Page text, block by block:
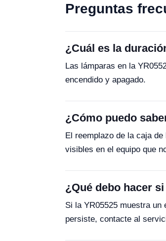
Preguntas
¿Cuál es la
Las lámparas en la
encendido y apagado.
¿Cómo puedo
El reemplazo de la caja
visibles en el equipo que
¿Qué debo hacer
Si la YR05525 muestra
persiste, contacte al